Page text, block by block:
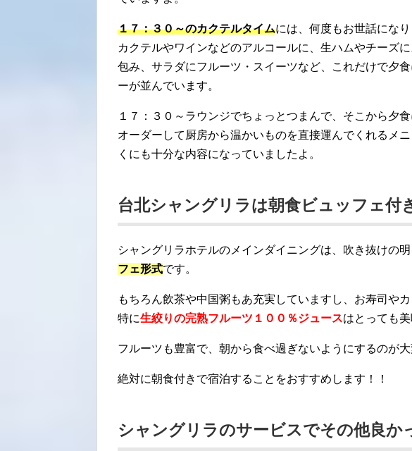
１７：３０～のカクテルタイムには、何度もお世話になり
カクテルやワインなどのアルコールに、生ハムやチーズ
包み、サラダにフルーツ・スイーツなど、これだけで夕
ーが並んでいます。
１７：３０～ラウンジでちょっとつまんで、そこから夕
オーダーして厨房から温かいものを直接運んでくれるメ
くにも十分な内容になっていましたよ。
台北シャングリラは朝食ビュッフェ付
シャングリラホテルのメインダイニングは、吹き抜けの
フェ形式です。
もちろん飲茶や中国粥もあ充実していますし、お寿司やカ
特に生絞りの完熟フルーツ１００％ジュースはとっても
フルーツも豊富で、朝から食べ過ぎないようにするのが大
絶対に朝食付きで宿泊することをおすすめします！！
シャングリラのサービスでその他良か